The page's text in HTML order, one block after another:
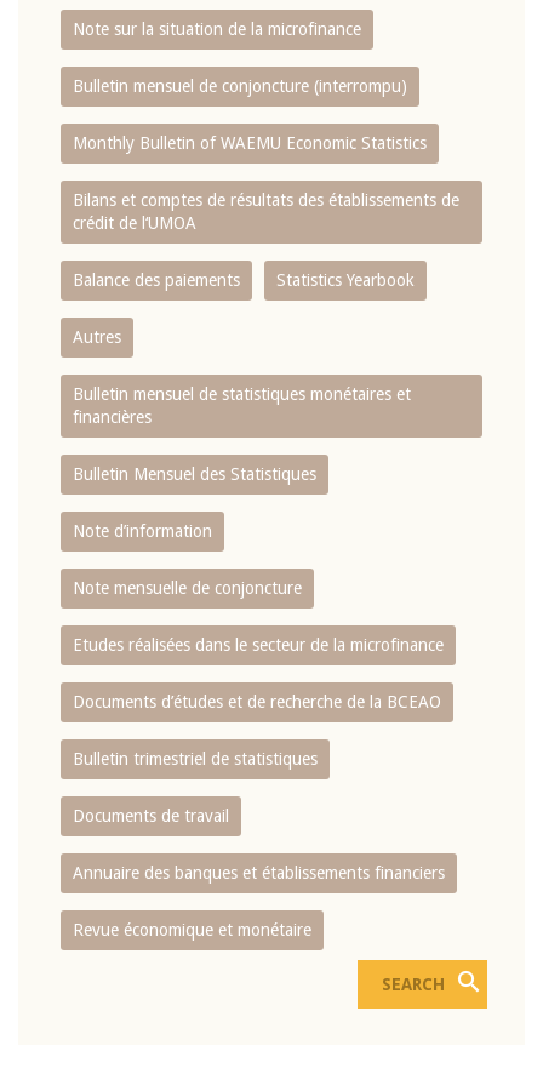
Note sur la situation de la microfinance
Bulletin mensuel de conjoncture (interrompu)
Monthly Bulletin of WAEMU Economic Statistics
Bilans et comptes de résultats des établissements de
crédit de l‘UMOA
Balance des paiements Statistics Yearbook
Autres
Bulletin mensuel de statistiques monétaires et
financières
Bulletin Mensuel des Statistiques
Note d’information
Note mensuelle de conjoncture
Etudes réalisées dans le secteur de la microfinance
Documents d’études et de recherche de la BCEAO
Bulletin trimestriel de statistiques
Documents de travail
Annuaire des banques et établissements financiers
Revue économique et monétaire